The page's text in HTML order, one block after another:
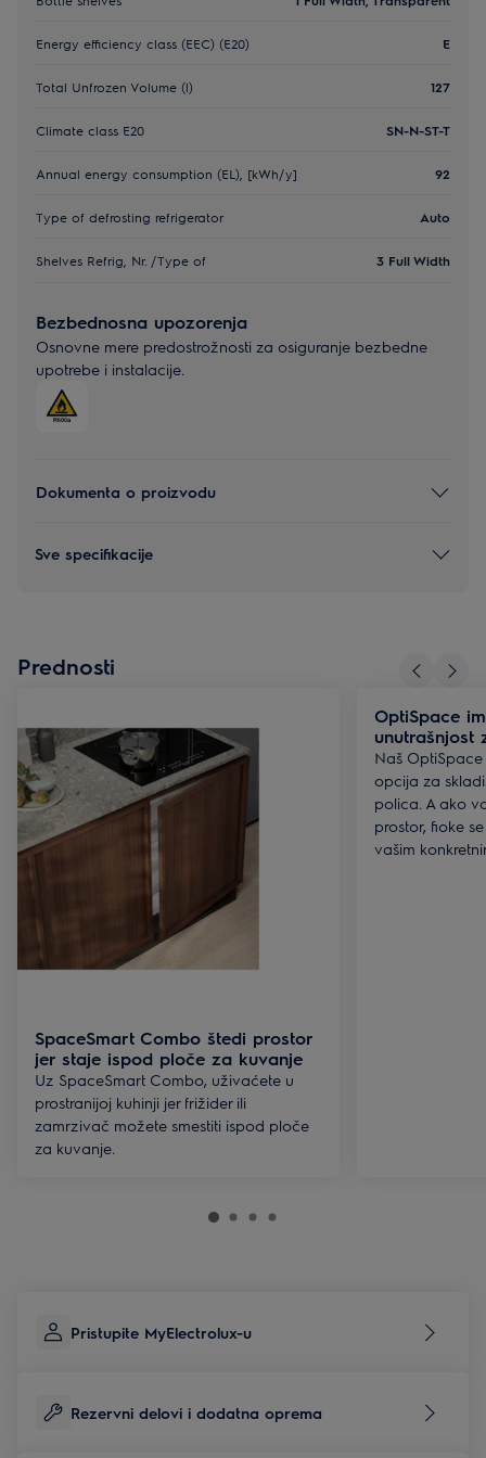
Energy efficiency class (EEC) (E20) E
Total Unfrozen Volume (l) 127
Climate class E20 SN-N-ST-T
Annual energy consumption (EL), [kWh/y] 92
Type of defrosting refrigerator Auto
Shelves Refrig, Nr. /Type of 3 Full Width
Bezbednosna upozorenja
Osnovne mere predostrožnosti za osiguranje bezbedne
upotrebe i instalacije.
Dokumenta o proizvodu
Sve specifikacije
Prednosti
SpaceSmart Combo štedi prostor
jer staje ispod ploče za kuvanje
Uz SpaceSmart Combo, uživaćete u
prostranijoj kuhinji jer frižider ili
zamrzivač možete smestiti ispod ploče
za kuvanje.
OptiSpace
unutrašnjost
Naš
opcija za
polica. A ako
prostor, fioke
vašim
Pristupite MyElectrolux-u
Rezervni delovi i dodatna oprema